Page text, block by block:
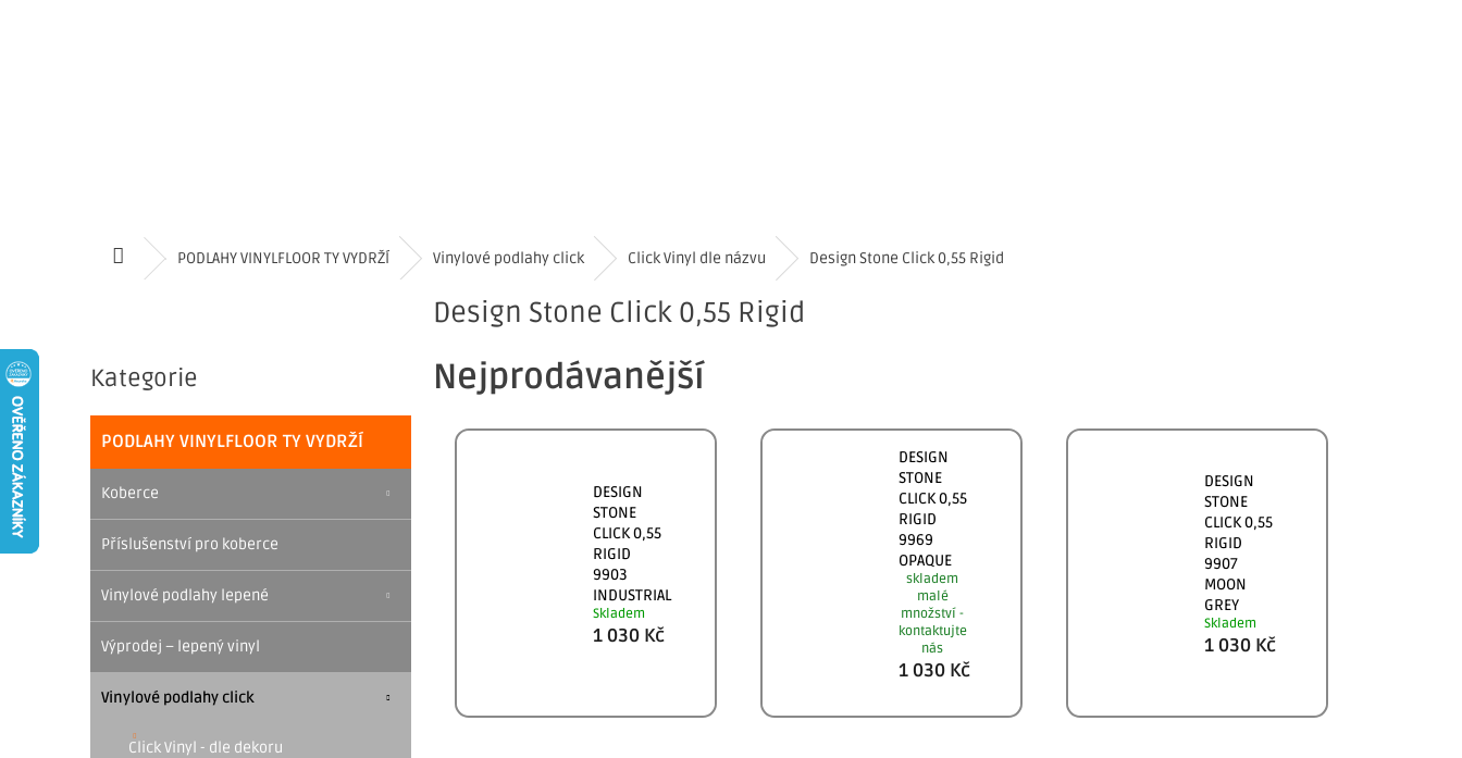
Domů PODLAHY VINYLFLOOR TY VYDRŽÍ Vinylové podlahy click Click Vinyl dle názvu Design Stone Click 0,55 Rigid
s
t
r
a
n
n
p
a
n
kategorie
Kategorie
PODLAHY VINYLFLOOR TY VYDRŽÍ
Koberce
Příslušenství pro koberce
Vinylové podlahy lepené
Výprodej – lepený vinyl
Vinylové podlahy click
Click Vinyl - dle dekoru
Design Stone Click 0,55 Rigid
Nejprodávanější
DESIGN
STONE
CLICK 0,55
RIGID
9903
INDUSTRIAL
Skladem
1 030 Kč
DESIGN
STONE
CLICK 0,55
RIGID
9969
OPAQUE
skladem
malé
množství -
kontaktujte
nás
1 030 Kč
DESIGN
STONE
CLICK 0,55
RIGID
9907
MOON
GREY
Skladem
1 030 Kč